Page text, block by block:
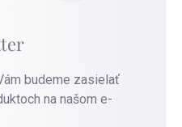
budeme zasielať
na našom e-